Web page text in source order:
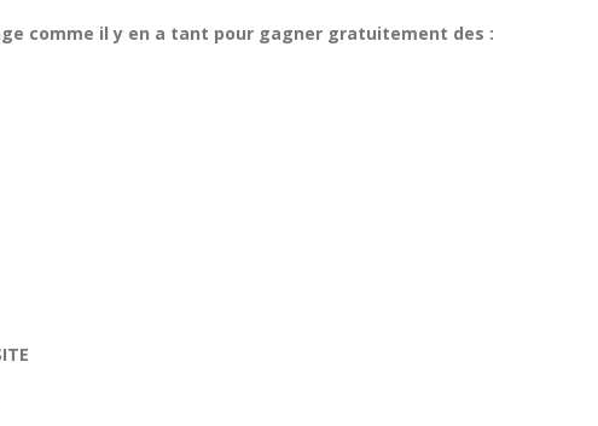
comme il y en a tant pour gagner gratuitement des :